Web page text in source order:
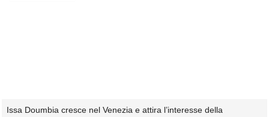
Issa Doumbia cresce nel Venezia e attira l’interesse della